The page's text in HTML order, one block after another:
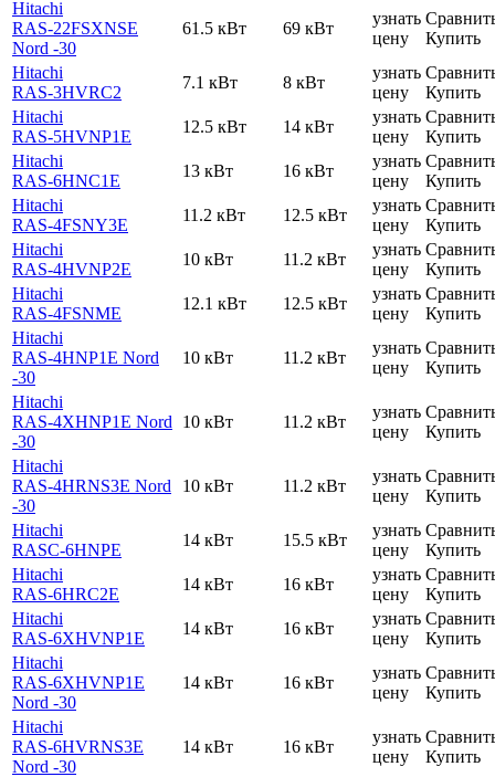
Hitachi
RAS-22FSXNSE
Nord -30
61.5 кВт 69 кВт
узнать
цену
Купить
Hitachi
RAS-3HVRC2
7.1 кВт 8 кВт
узнать
цену
Купить
Hitachi
RAS-5HVNP1E
12.5 кВт 14 кВт
узнать
цену
Купить
Hitachi
RAS-6HNC1E
13 кВт 16 кВт
узнать
цену
Купить
Hitachi
RAS-4FSNY3E
11.2 кВт 12.5 кВт
узнать
цену
Купить
Hitachi
RAS-4HVNP2E
10 кВт 11.2 кВт
узнать
цену
Купить
Hitachi
RAS-4FSNME
12.1 кВт 12.5 кВт
узнать
цену
Купить
Hitachi
RAS-4HNP1E Nord
-30
10 кВт 11.2 кВт
узнать
цену
Купить
Hitachi
RAS-4XHNP1E Nord
-30
10 кВт 11.2 кВт
узнать
цену
Купить
Hitachi
RAS-4HRNS3E Nord
-30
10 кВт 11.2 кВт
узнать
цену
Купить
Hitachi
RASC-6HNPE
14 кВт 15.5 кВт
узнать
цену
Купить
Hitachi
RAS-6HRC2E
14 кВт 16 кВт
узнать
цену
Купить
Hitachi
RAS-6XHVNP1E
14 кВт 16 кВт
узнать
цену
Купить
Hitachi
RAS-6XHVNP1E
Nord -30
14 кВт 16 кВт
узнать
цену
Купить
Hitachi
RAS-6HVRNS3E
Nord -30
14 кВт 16 кВт
узнать
цену
Купить